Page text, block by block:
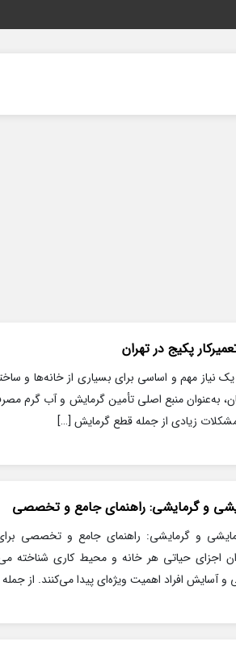
پکیج در تهران
یک نیاز مهم و اساسی برای بسیاری از خانه‌ها و
به‌عنوان منبع اصلی تأمین گرمایش و آب گرم
زیادی از جمله قطع گرمایش […]
و گرمایشی: راهنمای جامع و تخصصی
و گرمایشی: راهنمای جامع و تخصصی
اجزای حیاتی هر خانه و محیط کاری شناخته
و آسایش افراد اهمیت ویژه‌ای پیدا می‌کنند. از